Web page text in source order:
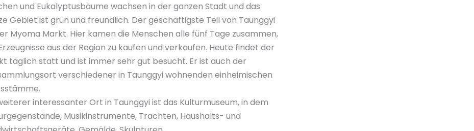
und Eukalyptusbäume wachsen in der ganzen Stadt und das
Gebiet ist grün und freundlich. Der geschäftigste Teil von Taunggyi
Myoma Markt. Hier kamen die Menschen alle fünf Tage zusammen,
aus der Region zu kaufen und verkaufen. Heute findet der
täglich statt und ist immer sehr gut besucht. Er ist auch der
verschiedener in Taunggyi wohnenden einheimischen
interessanter Ort in Taunggyi ist das Kulturmuseum, in dem
Musikinstrumente, Trachten, Haushalts- und